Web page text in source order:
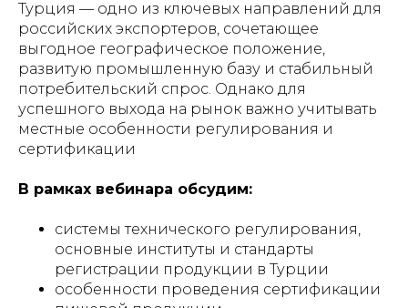
Турция — одно из ключевых направлений для
российских экспортеров, сочетающее
выгодное географическое положение,
развитую промышленную базу и стабильный
потребительский спрос. Однако для
успешного выхода на рынок важно учитывать
местные особенности регулирования и
сертификации
В рамках вебинара обсудим:
системы технического регулирования,
основные институты и стандарты
регистрации продукции в Турции
особенности проведения сертификации